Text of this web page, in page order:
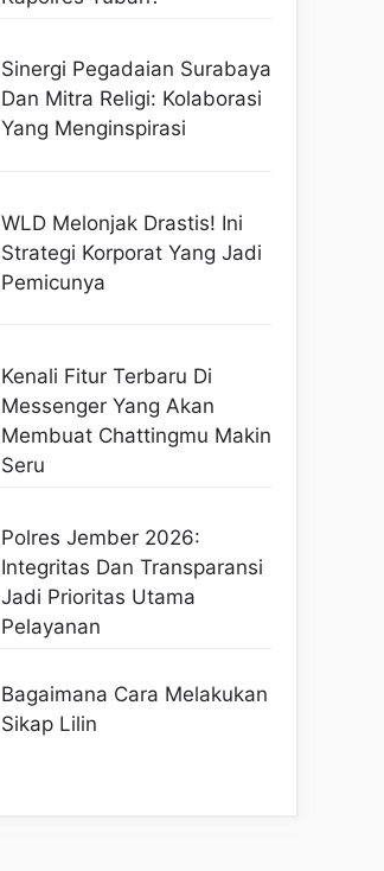
Sinergi Pegadaian Surabaya
Dan Mitra Religi: Kolaborasi
Yang Menginspirasi
WLD Melonjak Drastis! Ini
Strategi Korporat Yang Jadi
Pemicunya
Kenali Fitur Terbaru Di
Messenger Yang Akan
Membuat Chattingmu Makin
Seru
Polres Jember 2026:
Integritas Dan Transparansi
Jadi Prioritas Utama
Pelayanan
Bagaimana Cara Melakukan
Sikap Lilin